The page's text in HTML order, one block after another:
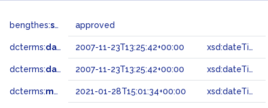
bengthes:status approved
dcterms:dateAccepted 2007-11-23T13:25:42+00:00 xsd:dateTime
dcterms:dateSubmitted 2007-11-23T13:25:42+00:00 xsd:dateTime
dcterms:modified 2021-01-28T15:01:34+00:00 xsd:dateTime